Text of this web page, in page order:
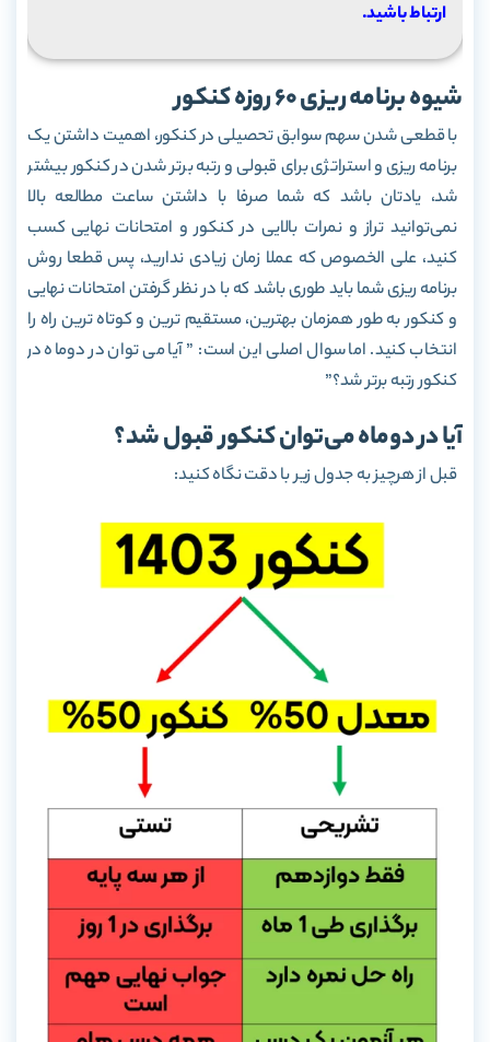
ارتباط باشید.
شیوه برنامه ریزی 60 روزه کنکور
با قطعی شدن سهم سوابق تحصیلی در کنکور، اهمیت داشتن یک
برنامه ریزی و استراتژی برای قبولی و رتبه برتر شدن در کنکور بیشتر
شد، یادتان باشد که شما صرفا با داشتن ساعت مطالعه بالا
نمی‌توانید تراز و نمرات بالایی در کنکور و امتحانات نهایی کسب
کنید، علی الخصوص که عملا زمان زیادی ندارید، پس قطعا روش
برنامه ریزی شما باید طوری باشد که با در نظر گرفتن امتحانات نهایی
و کنکور به طور همزمان بهترین، مستقیم ترین و کوتاه ترین راه را
انتخاب کنید. اما سوال اصلی این است: ” آیا می توان در دوماه در
کنکور رتبه برتر شد؟”
آیا در دوماه می‌توان کنکور قبول شد؟
قبل از هرچیز به جدول زیر با دقت نگاه کنید: